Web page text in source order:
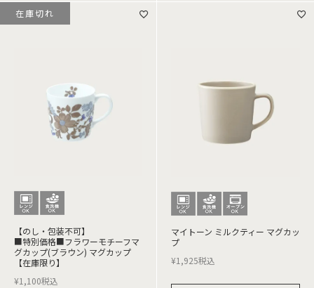
【のし・包装不可】
■特別価格■フラワーモチーフマ
グカップ(ブラウン) マグカップ
【在庫限り】
¥1,100税込
在庫切れ
マイトーン ミルクティー マグカッ
プ
¥1,925税込